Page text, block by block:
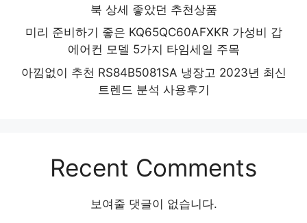
북 상세 좋았던 추천상품
미리 준비하기 좋은 KQ65QC60AFXKR 가성비 갑
에어컨 모델 5가지 타임세일 주목
아낌없이 추천 RS84B5081SA 냉장고 2023년 최신
트렌드 분석 사용후기
Recent Comments
보여줄 댓글이 없습니다.